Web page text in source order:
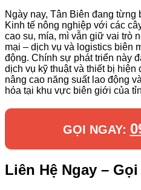
Ngày nay, Tân Biên đang
Kinh tế nông nghiệp với các
cao su, mía, mì vẫn giữ vai trò
mại – dịch vụ và logistics biên
động. Chính sự phát triển này
dịch vụ kỹ thuật và thiết bị
nâng cao năng suất lao động
hóa tại khu vực biên giới của
GỌI NGAY:
Liên Hệ Ngay – Gọi